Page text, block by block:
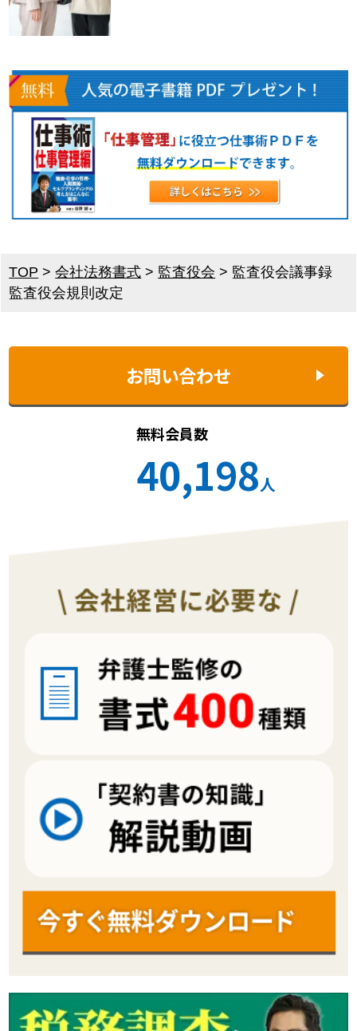
TOP >会社法務書式 > 監査役会 > 監査役会議事録
監査役会規則改定
お問い合わせ
無料会員数
40,198人